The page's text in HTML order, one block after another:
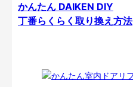
かんたん DAIKEN DIY
丁番らくらく取り換え方法